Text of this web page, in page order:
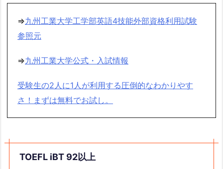
⇒九州工業大学工学部英語4技能外部資格利用試験
参照元
⇒九州工業大学公式・入試情報
受験生の2人に1人が利用する圧倒的なわかりやす
さ！まずは無料でお試し。
TOEFL iBT 92以上